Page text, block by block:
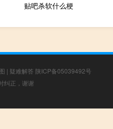
贴吧杀软什么梗
| 疑难解答 陕ICP备05039492号
纠正，谢谢